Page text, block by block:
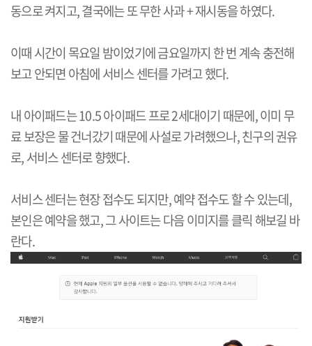
동으로 켜지고, 결국에는 또 무한 사과 + 재시동을 하였다.
이때 시간이 목요일 밤이었기에 금요일까지 한 번 계속 충전해
보고 안되면 아침에 서비스 센터를 가려고 했다.
내 아이패드는 10.5 아이패드 프로 2세대이기 때문에, 이미 무
료 보장은 물 건너갔기 때문에 사설로 가려했으나, 친구의 권유
로, 서비스 센터로 향했다.
서비스 센터는 현장 접수도 되지만, 예약 접수도 할 수 있는데,
본인은 예약을 했고, 그 사이트는 다음 이미지를 클릭 해보길 바
란다.